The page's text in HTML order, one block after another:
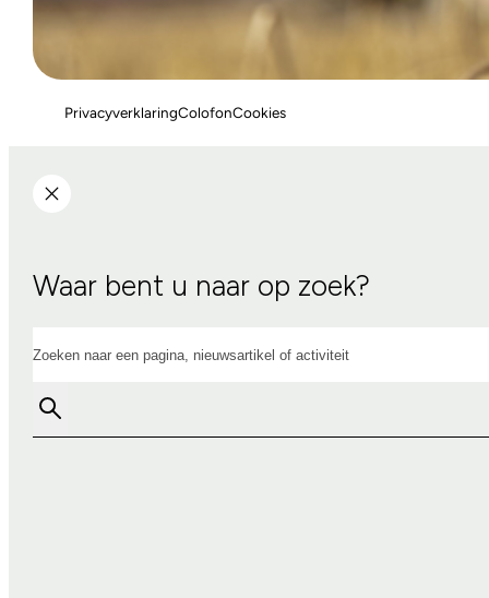
PrivacyverklaringColofonCookies
Waar bent u naar op zoek?